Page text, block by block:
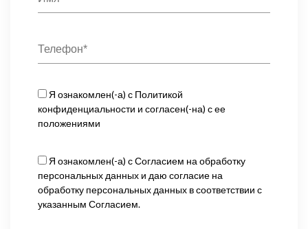
Я ознакомлен(-а) с Политикой
конфиденциальности и согласен(-на) с ее
положениями
Я ознакомлен(-а) сСогласием на обработку
персональных данных и даю согласие на
обработку персональных данных в соответствии с
указанным Согласием.